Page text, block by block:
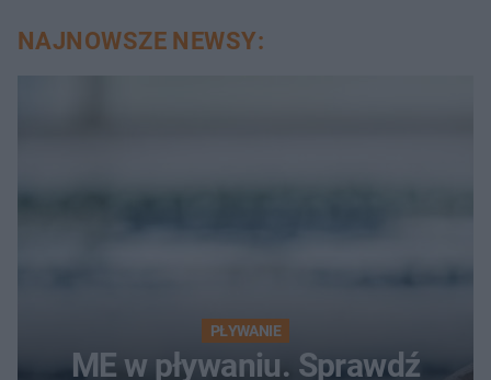
NAJNOWSZE NEWSY:
PŁYWANIE
ME w pływaniu. Sprawdź